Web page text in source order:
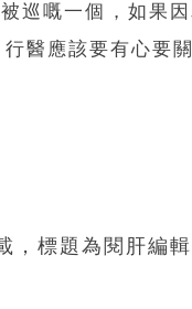
巡嘅一個，如果
行醫應該要有心
標題為閱肝編輯